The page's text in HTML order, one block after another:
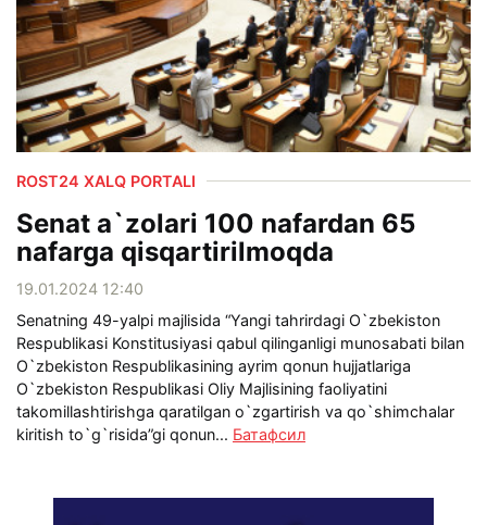
ROST24 XALQ PORTALI
Senat a`zolari 100 nafardan 65
nafarga qisqartirilmoqda
19.01.2024 12:40
Senatning 49-yalpi majlisida “Yangi tahrirdagi O`zbekiston
Respublikasi Konstitusiyasi qabul qilinganligi munosabati bilan
O`zbekiston Respublikasining ayrim qonun hujjatlariga
O`zbekiston Respublikasi Oliy Majlisining faoliyatini
takomillashtirishga qaratilgan o`zgartirish va qo`shimchalar
kiritish to`g`risida”gi qonun... Батафсил